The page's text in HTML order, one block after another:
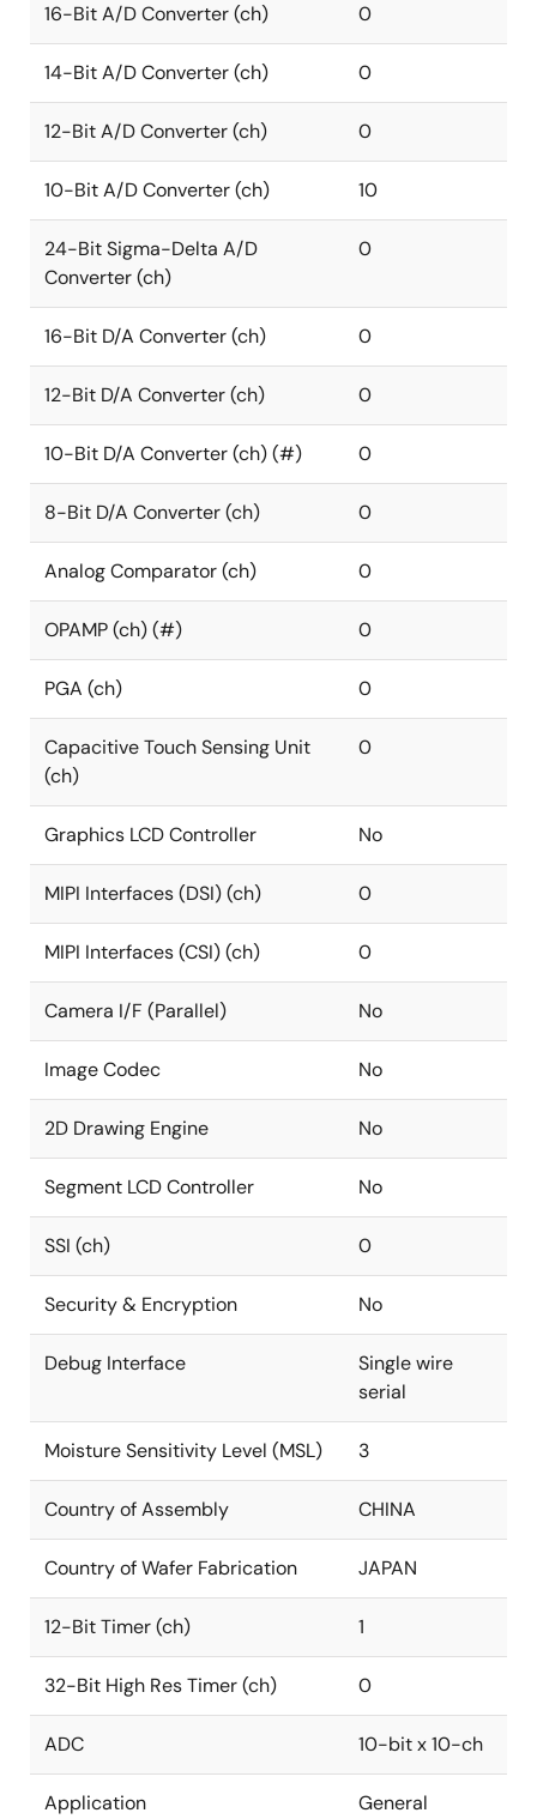
16-Bit A/D Converter (ch) 0
14-Bit A/D Converter (ch) 0
12-Bit A/D Converter (ch) 0
10-Bit A/D Converter (ch) 10
24-Bit Sigma-Delta A/D
Converter (ch)
0
16-Bit D/A Converter (ch) 0
12-Bit D/A Converter (ch) 0
10-Bit D/A Converter (ch) (#) 0
8-Bit D/A Converter (ch) 0
Analog Comparator (ch) 0
OPAMP (ch) (#) 0
PGA (ch) 0
Capacitive Touch Sensing Unit
(ch)
0
Graphics LCD Controller No
MIPI Interfaces (DSI) (ch) 0
MIPI Interfaces (CSI) (ch) 0
Camera I/F (Parallel) No
Image Codec No
2D Drawing Engine No
Segment LCD Controller No
SSI (ch) 0
Security & Encryption No
Debug Interface
Single wire
serial
Moisture Sensitivity Level (MSL) 3
Country of Assembly CHINA
Country of Wafer Fabrication JAPAN
12-Bit Timer (ch) 1
32-Bit High Res Timer (ch) 0
ADC 10-bit x 10-ch
Application General